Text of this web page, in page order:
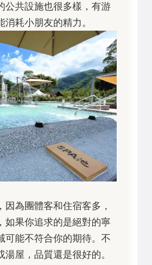
公共設施也很多樣，有游
耗小朋友的精力。
為團體客和住宿客多，
如果你追求的是絕對的寧
可能不符合你的期待。不
屋，品質還是很好的。